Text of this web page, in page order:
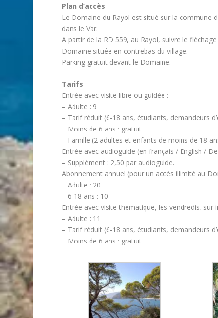
Plan d’accès
Le Domaine du Rayol est situé sur la commune
dans le Var.
A partir de la RD 559, au Rayol, suivre le
Domaine située en contrebas du village.
Parking gratuit devant le Domaine.
Tarifs
Entrée avec visite libre ou guidée :
– Adulte : 9
– Tarif réduit (6-18 ans, étudiants, demandeurs
– Moins de 6 ans : gratuit
– Famille (2 adultes et enfants de moins de 18
Entrée avec audioguide (en français / English /
– Supplément : 2,50 par audioguide.
Abonnement annuel (pour un accès illimité au
– Adulte : 20
– 6-18 ans : 10
Entrée avec visite thématique, les vendredis, sur
– Adulte : 11
– Tarif réduit (6-18 ans, étudiants, demandeurs
– Moins de 6 ans : gratuit